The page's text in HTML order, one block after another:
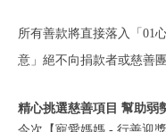
所有善款將直接落入「01
意」絕不向捐款者或慈善
精心挑選慈善項目 幫助弱